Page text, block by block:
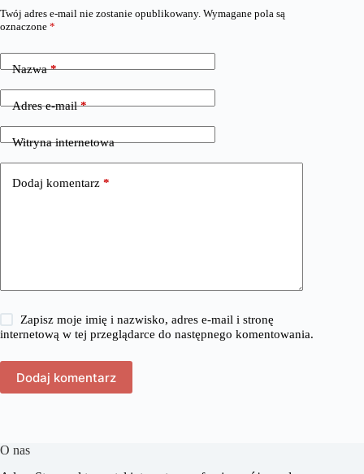
Twój adres e-mail nie zostanie opublikowany. Wymagane pola są
oznaczone *
Nazwa*
Adres e-mail*
Witryna internetowa
Dodaj komentarz *
Zapisz moje imię i nazwisko, adres e-mail i stronę
internetową w tej przeglądarce do następnego komentowania.
Dodaj komentarz
O nas